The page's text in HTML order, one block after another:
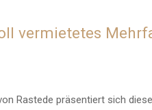
vermietetes
Rastede präsentiert sich